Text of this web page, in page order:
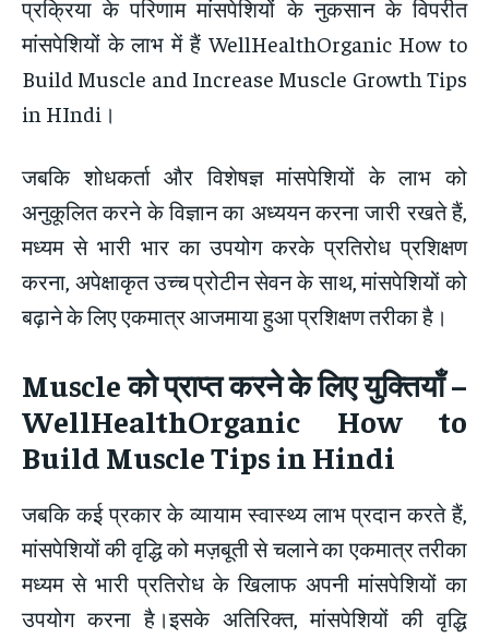
प्रक्रिया के परिणाम मांसपेशियों के नुकसान के विपरीत
मांसपेशियों के लाभ में हैं WellHealthOrganic How to
Build Muscle and Increase Muscle Growth Tips
in HIndi।
जबकि शोधकर्ता और विशेषज्ञ मांसपेशियों के लाभ को
अनुकूलित करने के विज्ञान का अध्ययन करना जारी रखते हैं,
मध्यम से भारी भार का उपयोग करके प्रतिरोध प्रशिक्षण
करना, अपेक्षाकृत उच्च प्रोटीन सेवन के साथ, मांसपेशियों को
बढ़ाने के लिए एकमात्र आजमाया हुआ प्रशिक्षण तरीका है।
Muscleको प्राप्त करने के लिए युक्तियाँ–
WellHealthOrganic How to
Build Muscle Tips in Hindi
जबकि कई प्रकार के व्यायाम स्वास्थ्य लाभ प्रदान करते हैं,
मांसपेशियों की वृद्धि को मज़बूती से चलाने का एकमात्र तरीका
मध्यम से भारी प्रतिरोध के खिलाफ अपनी मांसपेशियों का
उपयोग करना है।इसके अतिरिक्त, मांसपेशियों की वृद्धि